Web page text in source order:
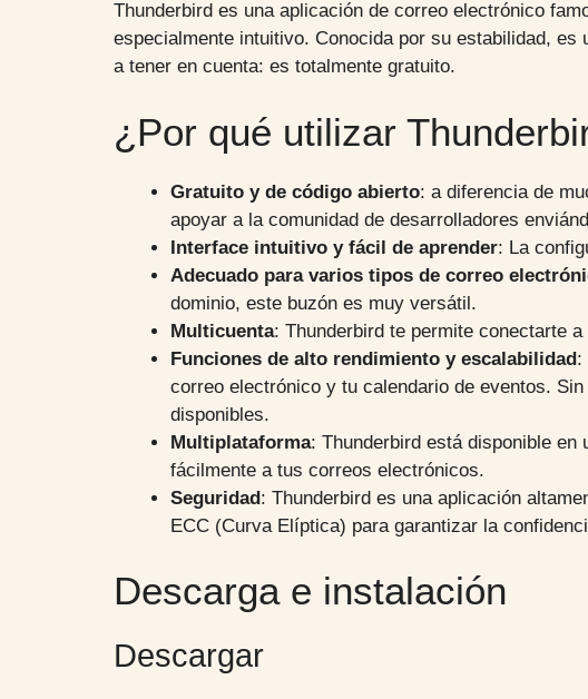
Thunderbird es una aplicación de correo electrónico
especialmente intuitivo. Conocida por su estabilidad,
a tener en cuenta: es totalmente gratuito.
¿Por qué utilizar
Gratuito y de código abierto: a diferencia de
apoyar a la comunidad de desarrolladores
Interface intuitivo y fácil de aprender: La
Adecuado para varios tipos de correo
dominio, este buzón es muy versátil.
Multicuenta: Thunderbird te permite conectarte
Funciones de alto rendimiento y escalabilidad:
correo electrónico y tu calendario de eventos.
disponibles.
Multiplataforma: Thunderbird está disponible
fácilmente a tus correos electrónicos.
Seguridad: Thunderbird es una aplicación
ECC (Curva Elíptica) para garantizar la
Descarga e instalación
Descargar